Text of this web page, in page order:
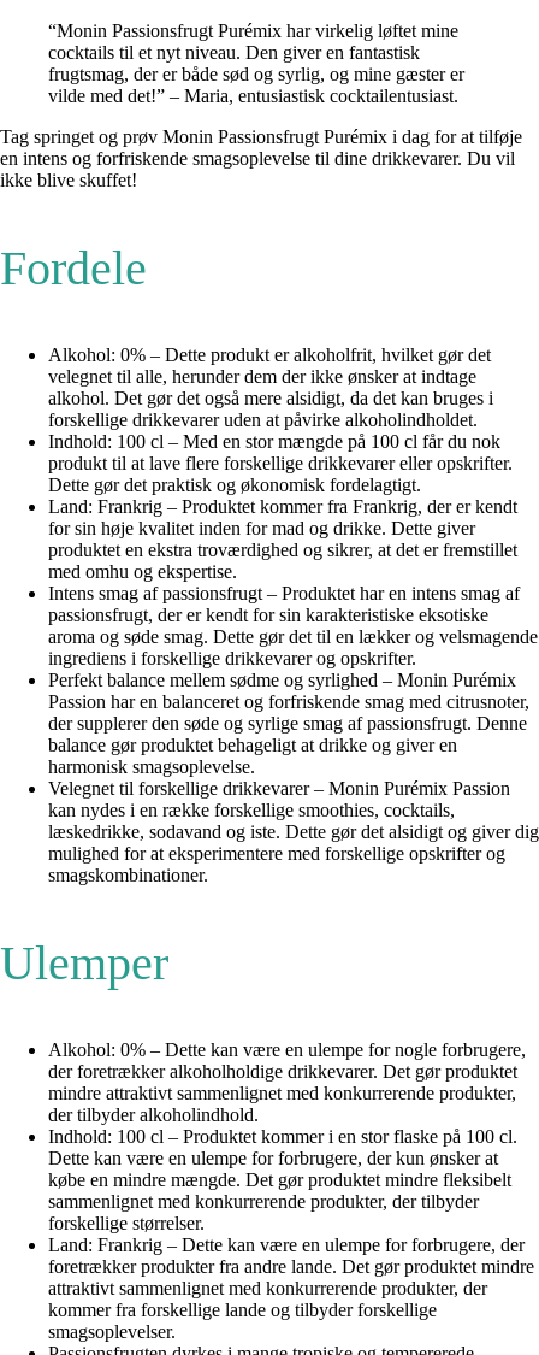
“Monin Passionsfrugt Purémix har virkelig løftet mine
cocktails til et nyt niveau. Den giver en fantastisk
frugtsmag, der er både sød og syrlig, og mine gæster er
vilde med det!” – Maria, entusiastisk cocktailentusiast.
Tag springet og prøv Monin Passionsfrugt Purémix i dag for at tilføje
en intens og forfriskende smagsoplevelse til dine drikkevarer. Du vil
ikke blive skuffet!
Fordele
Alkohol: 0% – Dette produkt er alkoholfrit, hvilket gør det
velegnet til alle, herunder dem der ikke ønsker at indtage
alkohol. Det gør det også mere alsidigt, da det kan bruges i
forskellige drikkevarer uden at påvirke alkoholindholdet.
Indhold: 100 cl – Med en stor mængde på 100 cl får du nok
produkt til at lave flere forskellige drikkevarer eller opskrifter.
Dette gør det praktisk og økonomisk fordelagtigt.
Land: Frankrig – Produktet kommer fra Frankrig, der er kendt
for sin høje kvalitet inden for mad og drikke. Dette giver
produktet en ekstra troværdighed og sikrer, at det er fremstillet
med omhu og ekspertise.
Intens smag af passionsfrugt – Produktet har en intens smag af
passionsfrugt, der er kendt for sin karakteristiske eksotiske
aroma og søde smag. Dette gør det til en lækker og velsmagende
ingrediens i forskellige drikkevarer og opskrifter.
Perfekt balance mellem sødme og syrlighed – Monin Purémix
Passion har en balanceret og forfriskende smag med citrusnoter,
der supplerer den søde og syrlige smag af passionsfrugt. Denne
balance gør produktet behageligt at drikke og giver en
harmonisk smagsoplevelse.
Velegnet til forskellige drikkevarer – Monin Purémix Passion
kan nydes i en række forskellige smoothies, cocktails,
læskedrikke, sodavand og iste. Dette gør det alsidigt og giver dig
mulighed for at eksperimentere med forskellige opskrifter og
smagskombinationer.
Ulemper
Alkohol: 0% – Dette kan være en ulempe for nogle forbrugere,
der foretrækker alkoholholdige drikkevarer. Det gør produktet
mindre attraktivt sammenlignet med konkurrerende produkter,
der tilbyder alkoholindhold.
Indhold: 100 cl – Produktet kommer i en stor flaske på 100 cl.
Dette kan være en ulempe for forbrugere, der kun ønsker at
købe en mindre mængde. Det gør produktet mindre fleksibelt
sammenlignet med konkurrerende produkter, der tilbyder
forskellige størrelser.
Land: Frankrig – Dette kan være en ulempe for forbrugere, der
foretrækker produkter fra andre lande. Det gør produktet mindre
attraktivt sammenlignet med konkurrerende produkter, der
kommer fra forskellige lande og tilbyder forskellige
smagsoplevelser.